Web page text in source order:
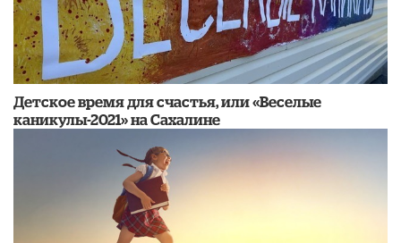
Детское время для счастья, или «Веселые
каникулы-2021» на Сахалине